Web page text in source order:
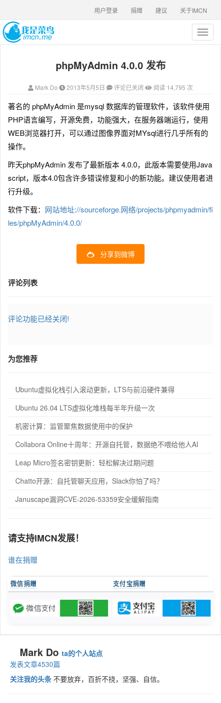
关于IMCN
建议
捐赠
用户登录
T
o
a
v
i
g
i
n
phpMyAdmin 4.0.0 发布
Mark Do 2013年5月5日 评论已关闭 阅读 14,795 次
著名的 phpMyAdmin 是mysql 数据库的管理软件，该软件使用
PHP语言编写，开源免费，功能强大，在服务器端运行，使用
WEB浏览器打开，可以通过图像界面对MYsql进行几乎所有的
操作。
昨天phpMyAdmin 发布了最新版本 4.0.0，此版本需要使用Java
script，版本4.0包含许多错误修复和小的新功能。建议使用者进
行升级。
软件下载： 网站地址://sourceforge.网络/projects/phpmyadmin/fi
les/phpMyAdmin/4.0.0/
分享到微博
评论列表
评论功能已经关闭!
为您推荐
Ubuntu虚拟化栈引入滚动更新，LTS与前沿硬件兼得
Ubuntu 26.04 LTS虚拟化堆栈每半年升级一次
机密计算：监管聚焦数据使用中的保护
Collabora Online十周年：开源自托管，数据绝不喂给他人AI
Leap Micro签名密钥更新：轻松解决过期问题
Chatto开源：自托管聊天应用，Slack你怕了吗？
Januscape漏洞CVE-2026-53359安全缓解指南
请支持IMCN发展！
谁在捐赠
微信捐赠 支付宝捐赠
Mark Do ta的个人站点
发表文章4530篇
关注我的头条 不要放弃，百折不挠，坚强、自信。